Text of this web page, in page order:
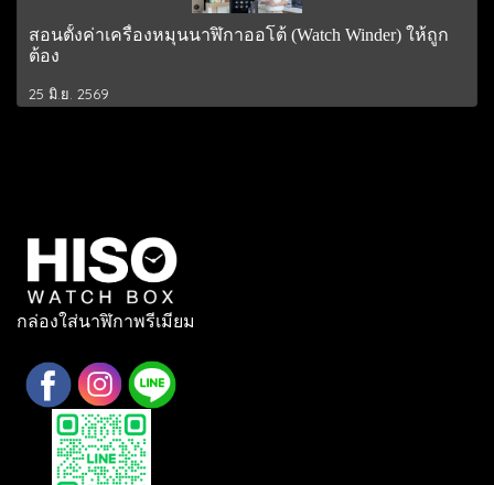
สอนตั้งค่าเครื่องหมุนนาฬิกาออโต้ (Watch Winder) ให้ถูก
ต้อง
25 มิ.ย. 2569
กล่องใส่นาฬิกาพรีเมียม